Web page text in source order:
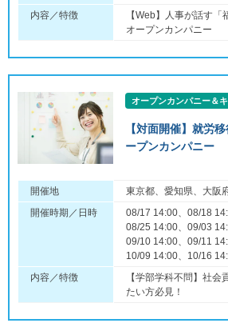
内容／特徴
【Web】人事が話す「
オープンカンパニー
オープンカンパニー＆
【対面開催】就労
ープンカンパニー
開催地
東京都、愛知県、大阪
開催時期／日時
08/17 14:00、08/18
08/25 14:00、09/03
09/10 14:00、09/11
10/09 14:00、10/16
内容／特徴
【学部学科不問】社会
たい方必見！